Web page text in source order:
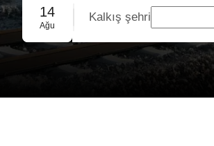
Grup Rezervasyonu
14
Ağu
Kalkış şehri